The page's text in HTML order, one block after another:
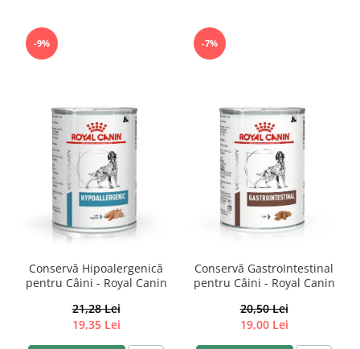
-9%
Conservă Hipoalergenică
pentru Câini - Royal Canin
21,28 Lei
19,35 Lei
-7%
Conservă GastroIntestinal
pentru Câini - Royal Canin
20,50 Lei
19,00 Lei